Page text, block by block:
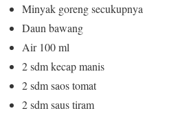
Minyak goreng secukupnya
Daun bawang
Air 100 ml
2 sdm kecap manis
2 sdm saos tomat
2 sdm saus tiram